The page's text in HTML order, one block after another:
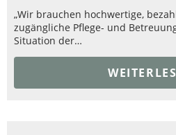
„Wir brauchen hochwertige,
zugängliche Pflege- und
Situation der…